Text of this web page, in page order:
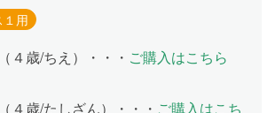
用
４歳/ちえ）・・・ ご購入はこちら
４歳/たしざん）・・・ ご購入はこち